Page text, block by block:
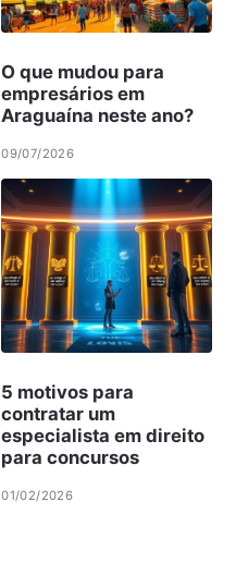
O que mudou para
empresários em
Araguaína neste ano?
09/07/2026
5 motivos para
contratar um
especialista em direito
para concursos
01/02/2026